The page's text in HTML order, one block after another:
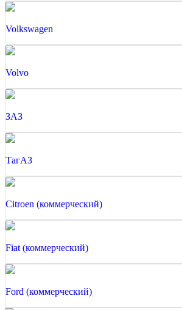
Volkswagen
Volvo
ЗАЗ
ТагАЗ
Citroen (коммерческий)
Fiat (коммерческий)
Ford (коммерческий)